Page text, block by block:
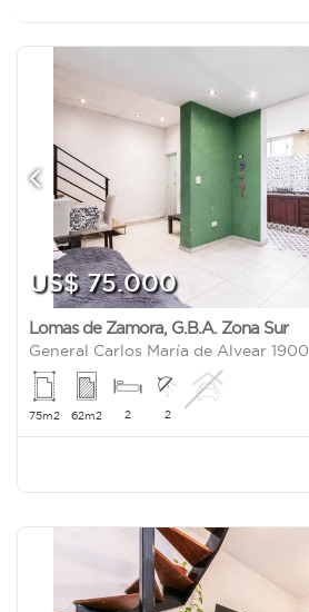
US$ 75.000
Lomas de Zamora, G.B.A. Zona Sur
General Carlos María de Alvear 1900
75m2 62m2 2 2